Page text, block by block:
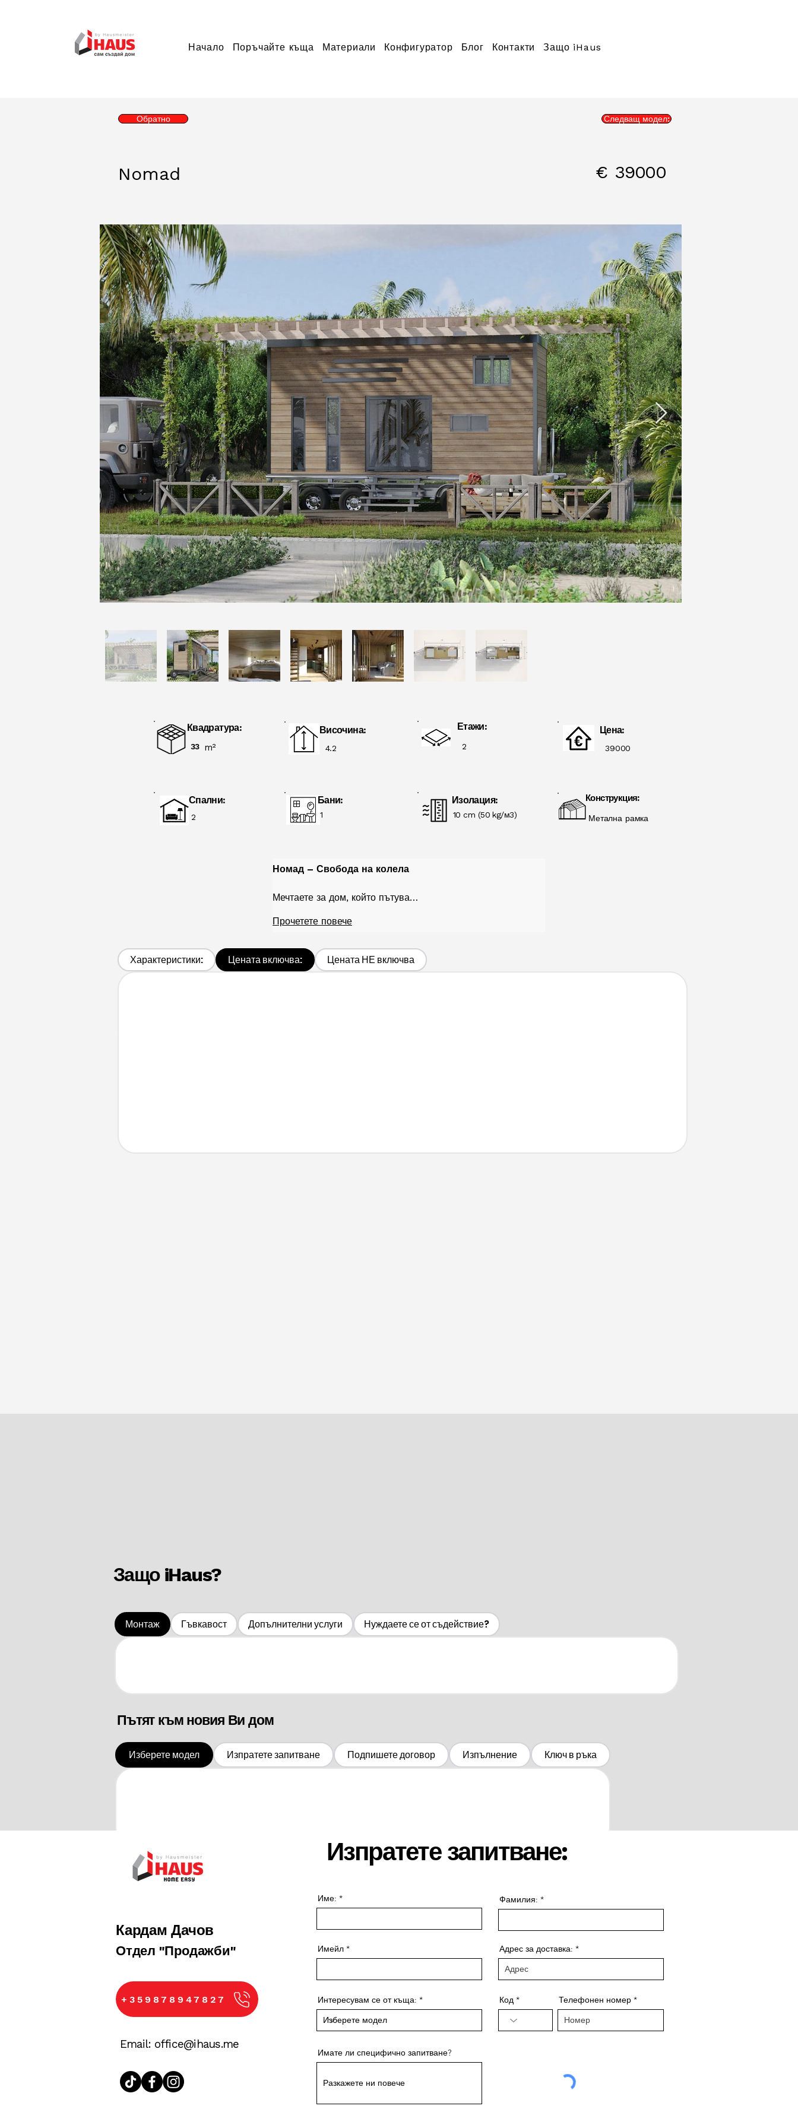
Начало Поръчайте къща Материали Конфигуратор Блог Контакти Защо iHaus
Обратно
Nomad
Следващ модел:
€ 39000
Квадратура:
33 m²
Височина:
4.2
Етажи:
2
Цена:
39000
Спални:
2
Бани:
1
Изолация:
10 cm (50 kg/м3)
Конструкция:
Метална рамка
Номад – Свобода на колела
Мечтаете за дом, който пътува…
Прочетете повече
Характеристики: Цената включва: Цената НЕ включва
Защо iHaus?
Монтаж Гъвкавост Допълнителни услуги Нуждаете се от съдействие?
Пътят към новия Ви дом
Изберете модел Изпратете запитване Подпишете договор Изпълнение Ключ в ръка
iHaus е до Вас при всяка стъпка – от първия разговор до завършването на мечтания ви дом. Нашият екип
е винаги на разположение, за да отговори на въпросите ви и да ви улесни по пътя
Кардам Дачов
​Отдел "Продажби"
+359878947827
Email: office@ihaus.me
Изпратете запитване:
Име: Фамилия:
Имейл Адрес за доставка:
Интересувам се от къща: Код Телефонен номер
Имате ли специфично запитване?